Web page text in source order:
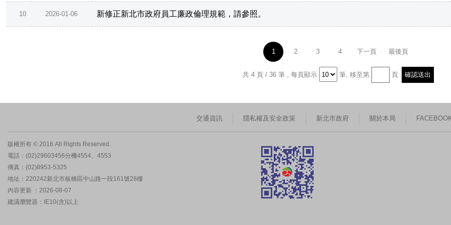
10 2026-01-06 新修正新北市政府員工廉政倫理規範，請參照。
1 2 3 4 下一頁 最後頁
共 4 頁 / 36 筆 , 每頁顯示 筆, 移至第 頁
交通資訊 隱私權及安全政策 新北市政府 關於本局
版權所有 © 2016 All Rights Reserved.
電話：(02)29603456分機4554、4553
傳真：(02)8953-5325
地址：220242新北市板橋區中山路一段161號28樓
內容更新 ：2026-08-07
建議瀏覽器：IE10(含)以上